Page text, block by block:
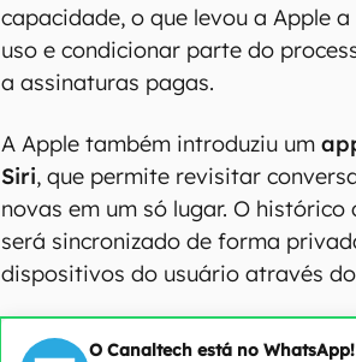
capacidade, o que levou a Apple
uso e condicionar parte do
a assinaturas pagas.
A Apple também introduziu um
Siri, que permite revisitar
novas em um só lugar. O histórico
será sincronizado de forma
dispositivos do usuário através
O Canaltech está no WhatsApp!